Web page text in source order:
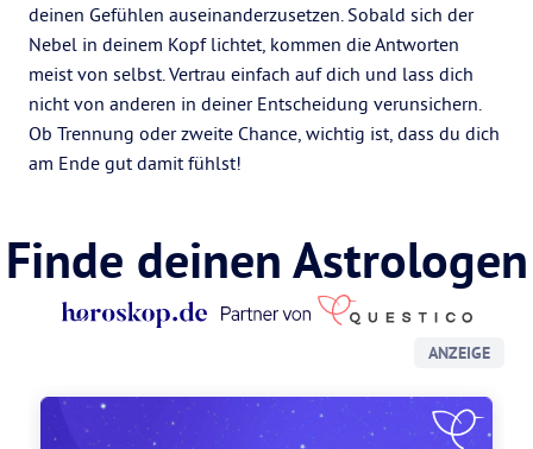
deinen Gefühlen auseinanderzusetzen. Sobald sich der
Nebel in deinem Kopf lichtet, kommen die Antworten
meist von selbst. Vertrau einfach auf dich und lass dich
nicht von anderen in deiner Entscheidung verunsichern.
Ob Trennung oder zweite Chance, wichtig ist, dass du dich
am Ende gut damit fühlst!
Finde deinen Astrologen
ANZEIGE